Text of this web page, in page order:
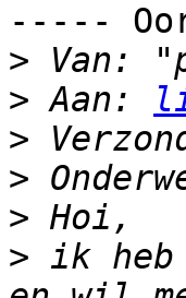
-----
> Van:
> Aan:
>
>
>
> ik heb